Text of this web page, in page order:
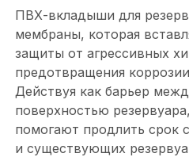
ПВХ-вкладыши для
мембраны, которая
защиты от агрессивных
предотвращения
Действуя как барьер
поверхностью
помогают продлить срок
и существующих